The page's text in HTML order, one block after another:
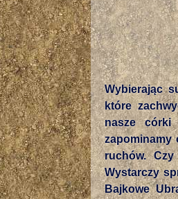
Wybierając
które
nasze córki
zapominamy
ruchów.
Wystarczy
Bajkowe